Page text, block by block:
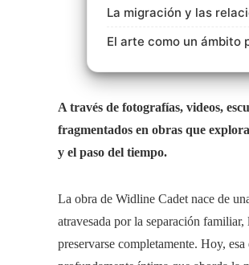
La migración y las
El arte como un ámbito
A través de fotografías, videos,
fragmentados en obras que
y el paso del tiempo.
La obra de Widline Cadet nace de
atravesada por la separación
preservarse completamente. Hoy,